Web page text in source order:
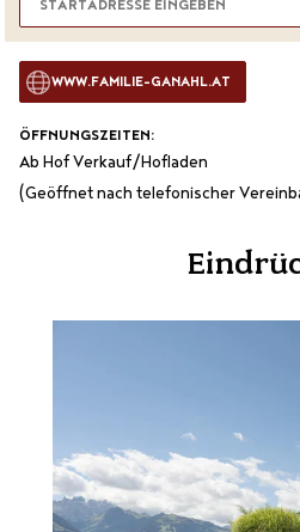
WWW.FAMILIE-GANAHL.AT
ÖFFNUNGSZEITEN:
Ab Hof Verkauf/Hofladen
(Geöffnet nach telefonischer